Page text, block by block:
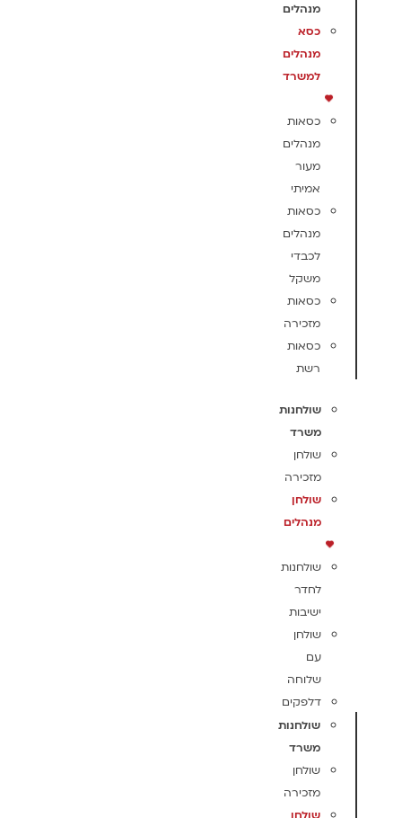
מנהלים
כסא
מנהלים
למשרד
כסאות
מנהלים
מעור
אמיתי
כסאות
מנהלים
לכבדי
משקל
כסאות
מזכירה
כסאות
רשת
שולחנות
משרד
שולחן
מזכירה
שולחן
מנהלים
שולחנות
לחדר
ישיבות
שולחן
עם
שלוחה
דלפקים
שולחנות
משרד
שולחן
מזכירה